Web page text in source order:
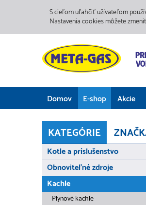
S cieľom uľahčiť užívateľom
Nastavenia cookies môžete
Domov E-shop Akcie
KATEGÓRIE
Kotle a príslušenstvo
Obnoviteľné zdroje
Kachle
Plynové kachle